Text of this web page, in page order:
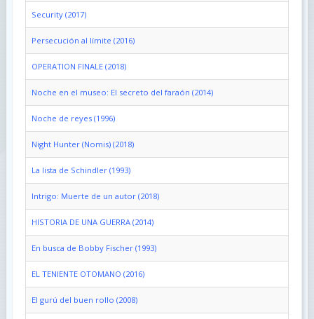
Security (2017)
Persecución al límite (2016)
OPERATION FINALE (2018)
Noche en el museo: El secreto del faraón (2014)
Noche de reyes (1996)
Night Hunter (Nomis) (2018)
La lista de Schindler (1993)
Intrigo: Muerte de un autor (2018)
HISTORIA DE UNA GUERRA (2014)
En busca de Bobby Fischer (1993)
EL TENIENTE OTOMANO (2016)
El gurú del buen rollo (2008)